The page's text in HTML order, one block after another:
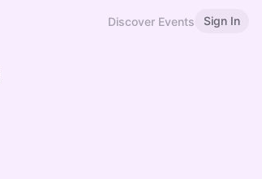
Discover Events Sign In